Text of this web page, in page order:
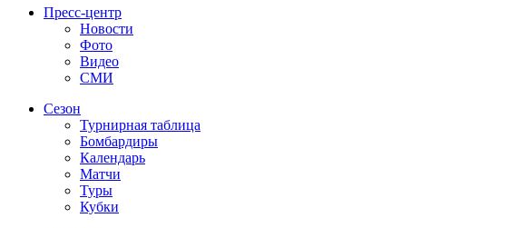
Пресс-центр
Новости
Фото
Видео
СМИ
Сезон
Турнирная таблица
Бомбардиры
Календарь
Матчи
Туры
Кубки